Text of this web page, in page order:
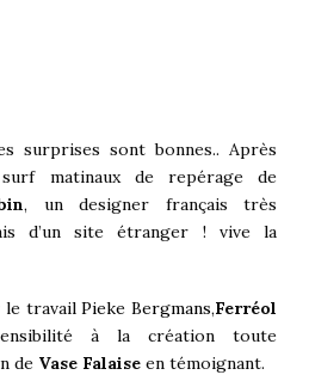
surprises sont bonnes.. Après
matinaux de repérage de
, un designer français très
d’un site étranger ! vive la
le travailPieke Bergmans,Ferréol
à la création toute
de Vase Falaiseen témoignant.